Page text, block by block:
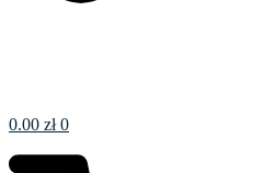
0.00 zł 0